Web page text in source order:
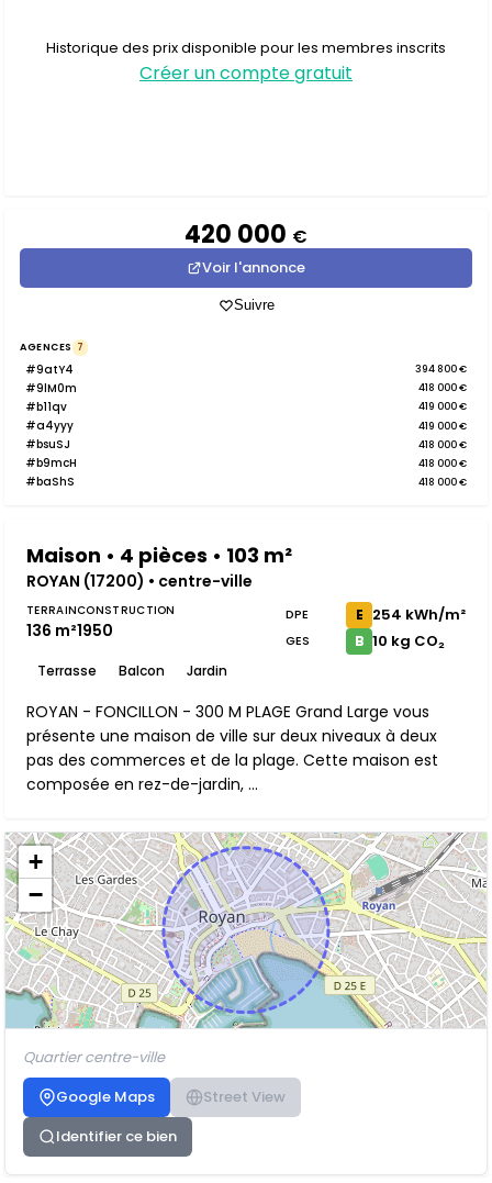
Historique des prix disponible pour les membres inscrits
Créer un compte gratuit
420 000 €
Voir l'annonce
Suivre
AGENCES 7
#9atY4 394 800 €
#9lM0m 418 000 €
#b11qv 419 000 €
#a4yyy 419 000 €
#bsuSJ 418 000 €
#b9mcH 418 000 €
#baShS 418 000 €
Maison • 4 pièces • 103 m²
ROYAN (17200) • centre-ville
TERRAIN
136 m²
CONSTRUCTION
1950
Terrasse Balcon Jardin
DPE E 254 kWh/m²
GES B 10 kg CO₂
ROYAN - FONCILLON - 300 M PLAGE Grand Large vous
présente une maison de ville sur deux niveaux à deux
pas des commerces et de la plage. Cette maison est
composée en rez-de-jardin, ...
+
−
Quartier centre-ville
Google Maps
Street View
Identifier ce bien